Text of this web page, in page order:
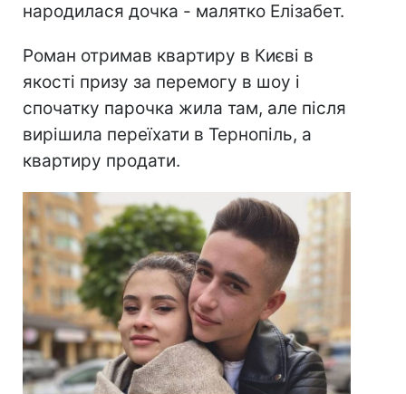
народилася дочка - малятко Елізабет.
Роман отримав квартиру в Києві в
якості призу за перемогу в шоу і
спочатку парочка жила там, але після
вирішила переїхати в Тернопіль, а
квартиру продати.